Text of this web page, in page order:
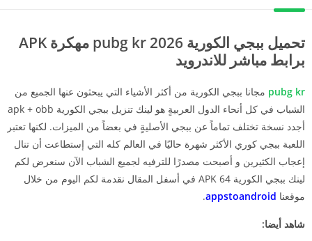
تحميل ببجي الكورية 2026 pubg kr مهكرة APK
برابط مباشر للاندرويد
pubg kr مجانا ببجي الكورية من أكثر الأشياء التي يبحثون عنها الجميع من
الشباب في كل أنحاء الدول العربيةٍ هو لينك تنزيل ببجي الكورية apk + obb
أجدد نسخة تختلف تماماً عن ببجي الأصليةٍ في بعضاً من الميزات. لكنها تعتبر
اللعبة ببجي كوري الأكثر شهرة حاليًا في العالم كله التي إستطاعت أن تنال
إعجاب الكثيرين و أصبحت مصدرًا للترفيه لجميع الشباب الآن سنعرض لكم
لينك ببجي الكورية APK 64 في أسفل المقال نقدمة لكم اليوم من خلال
موقعنا appstoandroid
.
شاهد أيضا: